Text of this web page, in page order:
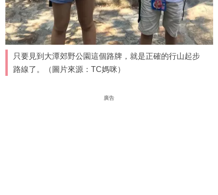
只要見到大潭郊野公園這個路牌，就是正確的行山起步
路線了。（圖片來源：TC媽咪）
廣告